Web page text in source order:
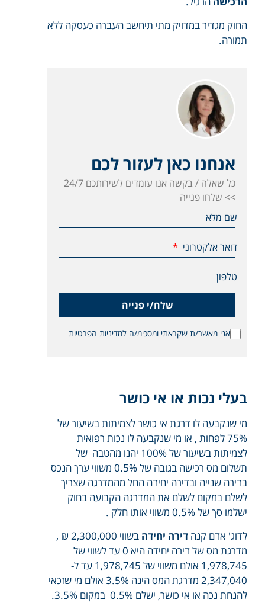
החוק מגדיר במדויק מתי תיחשב העברה כעסקה ללא
תמורה.
אנחנו כאן לעזור לכם
כל שאלה / בקשה אנו עומדים לשירותכם 24/7
>> שלחו פנייה
שם מלא
דואר אלקטרוני
טלפון
אני מאשר/ת שקראתי ומסכימ/ה למדיניות הפרטיות
שלח/י פנייה
בעלי נכות או אי כושר
מי שנקבעה לו דרגת אי כושר לצמיתות בשיעור של
75% לפחות , או מי שנקבעה לו נכות רפואית
לצמיתות בשיעור של 100% יהנו מהטבה של
תשלום מס רכישה בגובה של 0.5% משווי ערך הנכס
בדירה שנייה ובדירה יחידה החל מהמדרגה שצריך
לשלם במקום לשלם את המדרגה הקבועה בחוק
ישלמו סך של 0.5% משווי אותו חלק .
לדוג' אדם קנה דירה יחידה
בשווי 2,300,000 ₪ ,
מדרגת מס של דירה יחידה היא 0 עד לשווי של
1,978,745 אולם משווי של 1,978,745 עד ל-
2,347,040 מדרגת המס הינה 3.5% אולם מי שזכאי
להנחת נכה או אי כושר, ישלם 0.5% במקום 3.5%.